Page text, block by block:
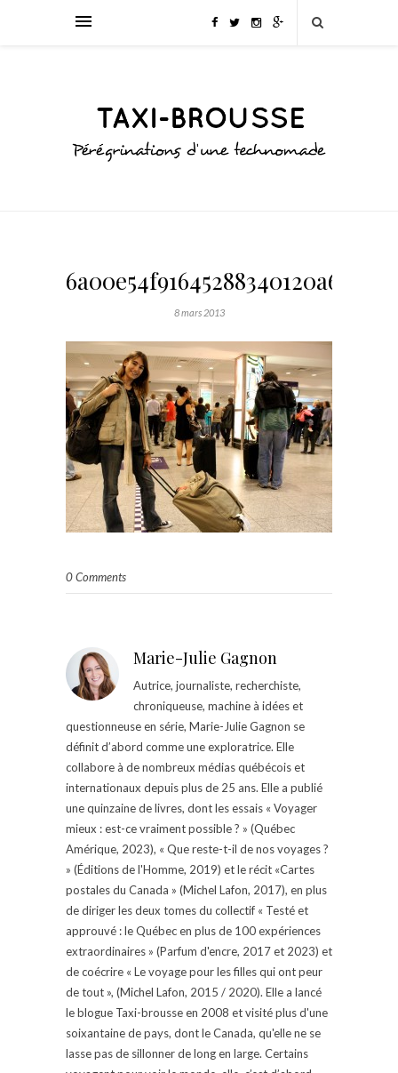
8 mars 2013
0 Comments
Marie-Julie Gagnon
Autrice, journaliste, recherchiste,
chroniqueuse, machine à idées et
questionneuse en série, Marie-Julie Gagnon se
définit d’abord comme une exploratrice. Elle
collabore à de nombreux médias québécois et
internationaux depuis plus de 25 ans. Elle a publié
une quinzaine de livres, dont les essais « Voyager
mieux : est-ce vraiment possible ? » (Québec
Amérique, 2023), « Que reste-t-il de nos voyages ?
» (Éditions de l'Homme, 2019) et le récit «Cartes
postales du Canada » (Michel Lafon, 2017), en plus
de diriger les deux tomes du collectif « Testé et
approuvé : le Québec en plus de 100 expériences
extraordinaires » (Parfum d'encre, 2017 et 2023) et
de coécrire « Le voyage pour les filles qui ont peur
de tout », (Michel Lafon, 2015 / 2020). Elle a lancé
le blogue Taxi-brousse en 2008 et visité plus d'une
soixantaine de pays, dont le Canada, qu'elle ne se
lasse pas de sillonner de long en large. Certains